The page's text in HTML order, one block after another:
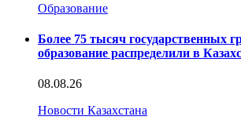
Образование
Более 75 тысяч государственных
образование распределили в
08.08.26
Новости Казахстана